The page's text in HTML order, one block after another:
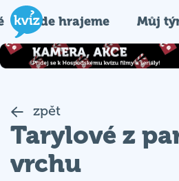
Kde hrajeme Můj
zpět
Tarylové z
vrchu